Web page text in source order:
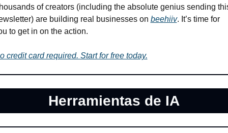
of creators (including the absolute genius sending
are building real businesses on beehiiv. It’s time for
to get in on the action.
credit card required. Start for free today.
Herramientas de IA